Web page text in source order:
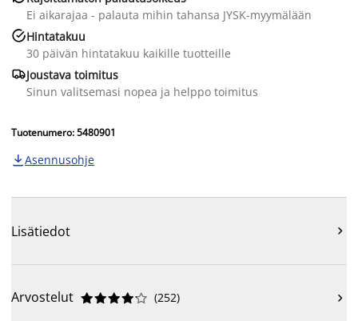
Ei aikarajaa - palauta mihin tahansa JYSK-myymälään
Hintatakuu
30 päivän hintatakuu kaikille tuotteille
Joustava toimitus
Sinun valitsemasi nopea ja helppo toimitus
Tuotenumero: 5480901
 Asennusohje
Lisätiedot 
Arvostelut 




 (252) 